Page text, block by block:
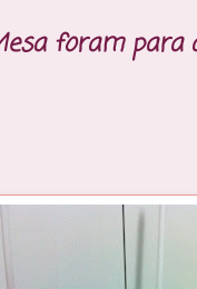
foram para